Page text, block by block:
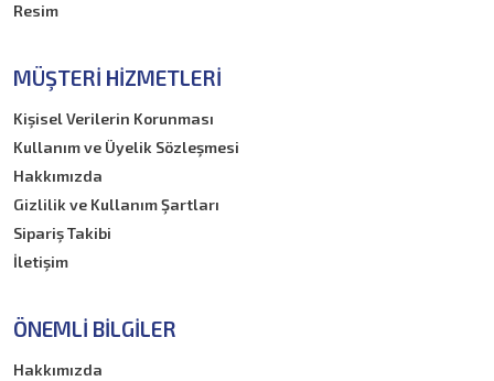
Resim
MÜŞTERI HIZMETLERI
Kişisel Verilerin Korunması
Kullanım ve Üyelik Sözleşmesi
Hakkımızda
Gizlilik ve Kullanım Şartları
Sipariş Takibi
İletişim
ÖNEMLI BILGILER
Hakkımızda